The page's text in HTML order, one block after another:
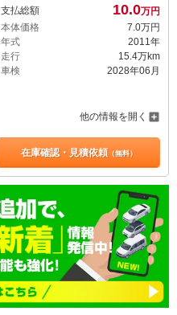
支払総額 10.0万円
本体価格
7. 0万円
年式
2011年
走行
15.4万km
車検
2028年06月
他の情報を開く
在庫確認・見積依頼（無料）